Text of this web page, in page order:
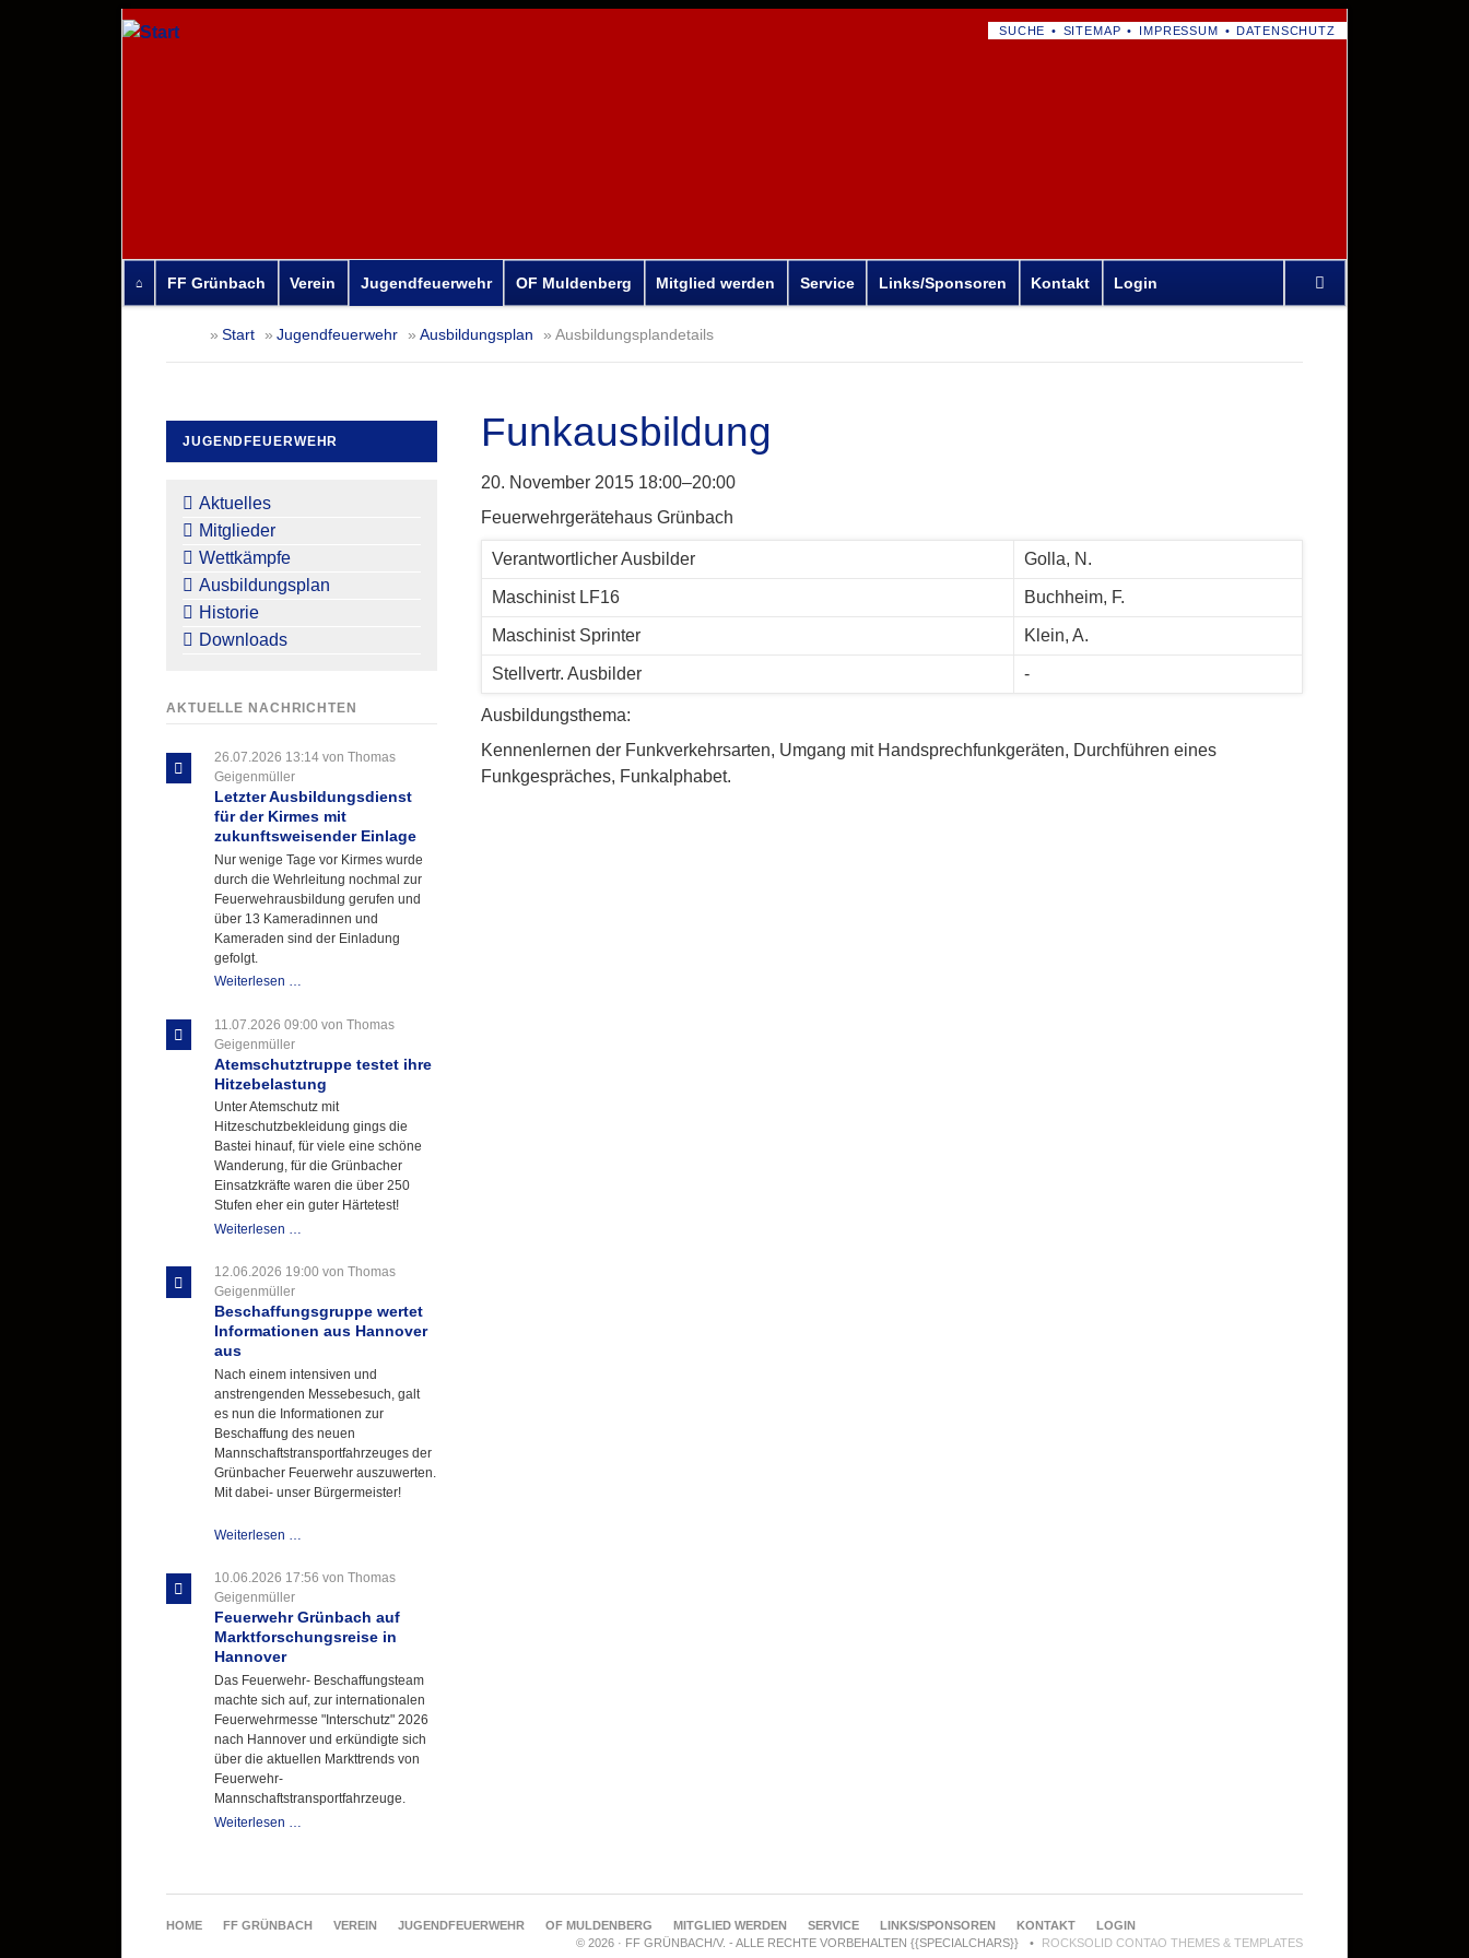
NAVIGATION
SUCHE SITEMAP IMPRESSUM DATENSCHUTZ
überspringen
FF Grünbach Verein Jugendfeuerwehr OF Muldenberg Mitglied werden Service Links/Sponsoren Kontakt Login
überspringen
Start Jugendfeuerwehr Ausbildungsplan Ausbildungsplandetails
Funkausbildung
20. November 2015 18:00–20:00
Feuerwehrgerätehaus Grünbach
Verantwortlicher Ausbilder Golla, N.
Maschinist LF16 Buchheim, F.
Maschinist Sprinter Klein, A.
Stellvertr. Ausbilder -
Ausbildungsthema:
Kennenlernen der Funkverkehrsarten, Umgang mit Handsprechfunkgeräten, Durchführen eines
Funkgespräches, Funkalphabet.
JUGENDFEUERWEHR
überspringen
Aktuelles
Mitglieder
Wettkämpfe
Ausbildungsplan
Historie
Downloads
AKTUELLE NACHRICHTEN
26.07.2026 13:14 von Thomas
Geigenmüller
Letzter Ausbildungsdienst
für der Kirmes mit
zukunftsweisender Einlage
Nur wenige Tage vor Kirmes wurde
durch die Wehrleitung nochmal zur
Feuerwehrausbildung gerufen und
über 13 Kameradinnen und
Kameraden sind der Einladung
gefolgt.
Weiterlesen …
für
Kirmes
mit
zukunftsweisender
Einlage
11.07.2026 09:00 von Thomas
Geigenmüller
Atemschutztruppe testet ihre
Hitzebelastung
Unter Atemschutz mit
Hitzeschutzbekleidung gings die
Bastei hinauf, für viele eine schöne
Wanderung, für die Grünbacher
Einsatzkräfte waren die über 250
Stufen eher ein guter Härtetest!
Weiterlesen …
ihre
12.06.2026 19:00 von Thomas
Geigenmüller
Beschaffungsgruppe wertet
Informationen aus Hannover
aus
Nach einem intensiven und
anstrengenden Messebesuch, galt
es nun die Informationen zur
Beschaffung des neuen
Mannschaftstransportfahrzeuges der
Grünbacher Feuerwehr auszuwerten.
Mit dabei- unser Bürgermeister!
Weiterlesen …
Informationen
Hannover
aus
10.06.2026 17:56 von Thomas
Geigenmüller
Feuerwehr Grünbach auf
Marktforschungsreise in
Hannover
Das Feuerwehr- Beschaffungsteam
machte sich auf, zur internationalen
Feuerwehrmesse "Interschutz" 2026
nach Hannover und erkündigte sich
über die aktuellen Markttrends von
Feuerwehr-
Mannschaftstransportfahrzeuge.
Weiterlesen …
in
Hannover
NAVIGATION
HOME FF GRÜNBACH VEREIN JUGENDFEUERWEHR OF MULDENBERG MITGLIED WERDEN SERVICE LINKS/SPONSOREN KONTAKT
LOGIN
© 2026 · FF GRÜNBACH/V. - ALLE RECHTE VORBEHALTEN {{SPECIALCHARS}}
ROCKSOLID CONTAO THEMES & TEMPLATES